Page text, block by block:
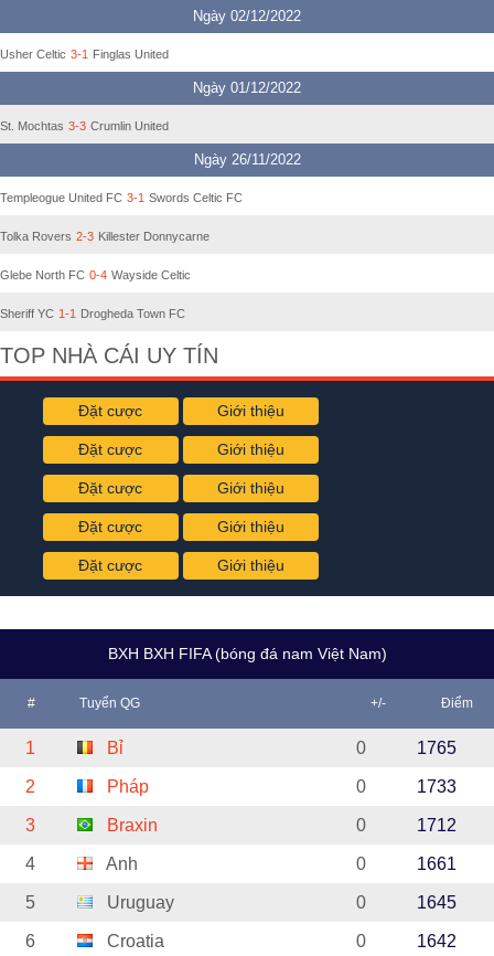
Ngày 02/12/2022
Usher Celtic 3-1 Finglas United
Ngày 01/12/2022
St. Mochtas 3-3 Crumlin United
Ngày 26/11/2022
Templeogue United FC 3-1 Swords Celtic FC
Tolka Rovers 2-3 Killester Donnycarne
Glebe North FC 0-4 Wayside Celtic
Sheriff YC 1-1 Drogheda Town FC
TOP NHÀ CÁI UY TÍN
Đặt cược Giới thiệu
Đặt cược Giới thiệu
Đặt cược Giới thiệu
Đặt cược Giới thiệu
Đặt cược Giới thiệu
BXH BXH FIFA (bóng đá nam Việt Nam)
# Tuyển QG +/- Điểm
1 Bỉ 0 1765
2 Pháp 0 1733
3 Braxin 0 1712
4 Anh 0 1661
5 Uruguay 0 1645
6 Croatia 0 1642